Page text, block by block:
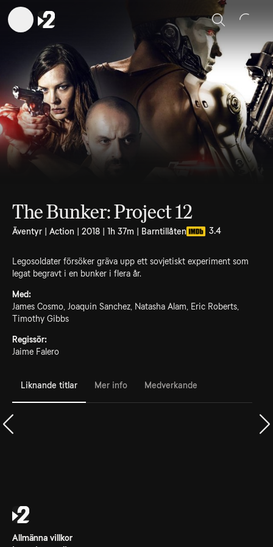
Sök
The Bunker: Project 12
Äventyr | Action | 2018 | 1h 37m | Barntillåten 3.4
Legosoldater försöker gräva upp ett sovjetiskt experiment som
legat begravt i en bunker i flera år.
Med:
James Cosmo, Joaquin Sanchez, Natasha Alam, Eric Roberts,
Timothy Gibbs
Regissör:
Jaime Falero
Liknande titlar Mer info Medverkande
Allmänna villkor